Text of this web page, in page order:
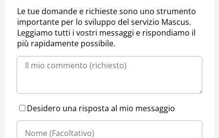
Le tue domande e richieste sono uno strumento
importante per lo sviluppo del servizio Mascus.
Leggiamo tutti i vostri messaggi e rispondiamo il
più rapidamente possibile.
Desidero una risposta al mio messaggio